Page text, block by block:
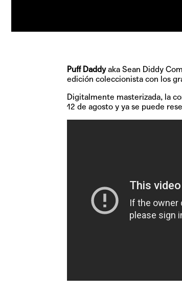
Puff Daddyaka Sean Diddy
edición coleccionista con los
Digitalmente masterizada, la
12 de agostoy ya se puede